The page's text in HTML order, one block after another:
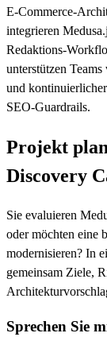
integrieren
unterstützen
und
SEO‑Guardrails.
Projekt
Discovery
Sie evaluieren
oder möchten eine
modernisieren? In
gemeinsam Ziele,
Sprechen Sie